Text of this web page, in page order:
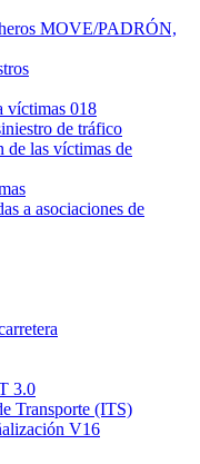
MOVE/PADRÓN,
víctimas 018
de tráfico
de las víctimas de
a asociaciones de
3.0
Transporte (ITS)
V16